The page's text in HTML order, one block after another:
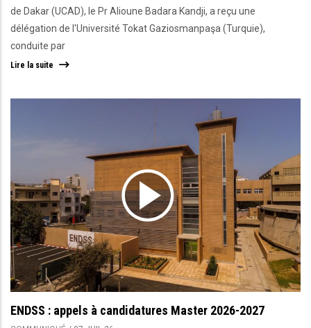
de Dakar (UCAD), le Pr Alioune Badara Kandji, a reçu une
délégation de l'Université Tokat Gaziosmanpaşa (Turquie),
conduite par
Lire la suite
ENDSS : appels à candidatures Master 2026-2027